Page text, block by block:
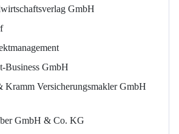
GmbH
Business GmbH
Kramm Versicherungsmakler GmbH
GmbH & Co. KG